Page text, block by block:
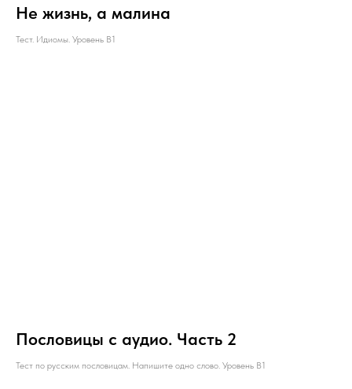
Не жизнь, а малина
Тест. Идиомы. Уровень B1
Пословицы с аудио. Часть 2
Тест по русским пословицам. Напишите одно слово. Уровень B1